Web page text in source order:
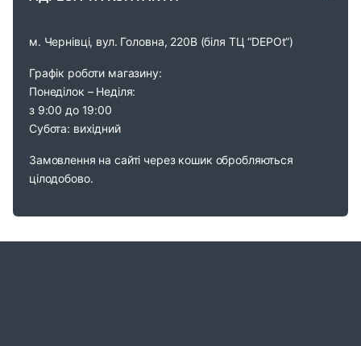
м. Чернівці, вул. Головна, 220В (біля ТЦ “DEPOt”)
Графік роботи магазину:
Понеділок – Неділя:
з 9:00 до 19:00
Субота: вихідний
Замовлення на сайті через кошик обробляються
цілодобово.